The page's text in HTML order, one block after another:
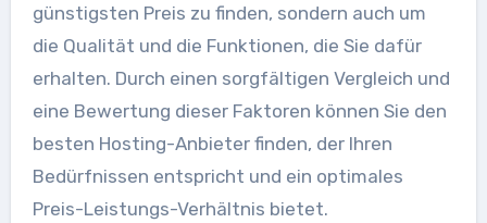
günstigsten Preis zu finden, sondern auch um
die Qualität und die Funktionen, die Sie dafür
erhalten. Durch einen sorgfältigen Vergleich und
eine Bewertung dieser Faktoren können Sie den
besten Hosting-Anbieter finden, der Ihren
Bedürfnissen entspricht und ein optimales
Preis-Leistungs-Verhältnis bietet.